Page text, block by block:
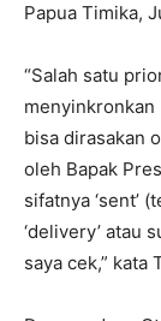
Papua Timika,
“Salah satu
menyinkronkan
bisa dirasakan
oleh Bapak
sifatnya ‘sent’
‘delivery’ atau
saya cek,” kata